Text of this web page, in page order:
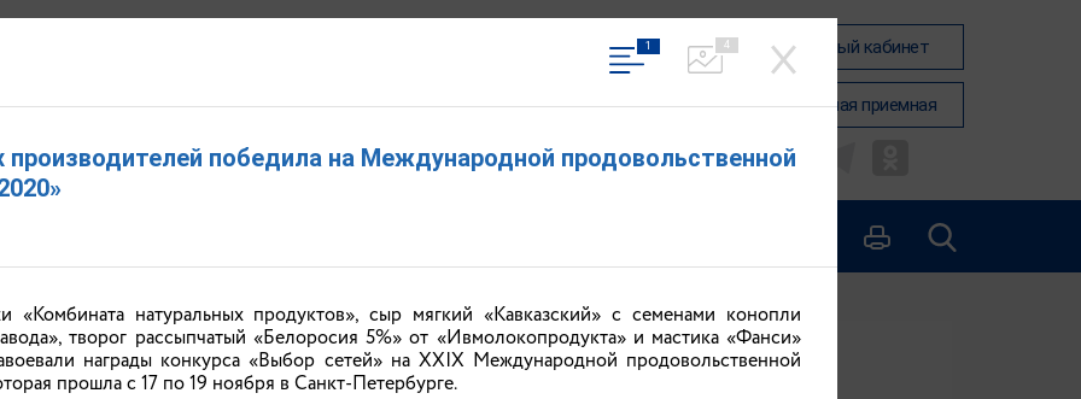
Вход в личный кабинет
Общественная приемная
АНОНСЫ
1 4
производителей победила на Международной продовольственной
натуральных продуктов», сыр мягкий «Кавказский» с семенами конопли
творог рассыпчатый «Белоросия 5%» от «Ивмолокопродукта» и мастика «Фанси»
награды конкурса «Выбор сетей» на XXIХ Международной продовольственной
прошла с 17 по 19 ноября в Санкт-Петербурге.